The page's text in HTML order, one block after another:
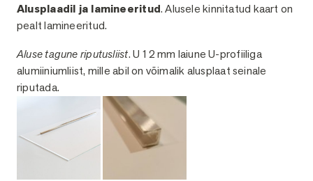
Alusplaadil ja lamineeritud. Alusele kinnitatud kaart on
pealt lamineeritud.
Aluse tagune riputusliist. U 12 mm laiune U-profiiliga
alumiiniumliist, mille abil on võimalik alusplaat seinale
riputada.